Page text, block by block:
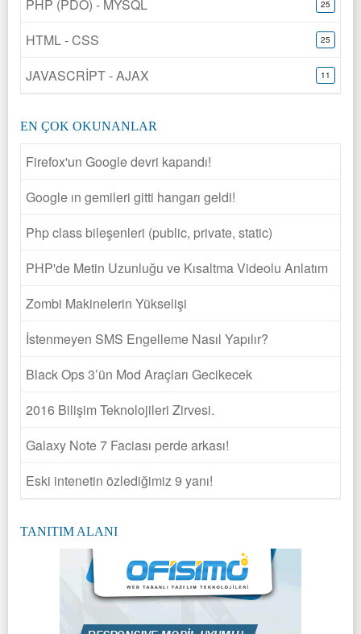
PHP (PDO) - MYSQL 25
HTML - CSS 25
JAVASCRİPT - AJAX 11
EN ÇOK OKUNANLAR
Firefox'un Google devri kapandı!
Google ın gemileri gitti hangarı geldi!
Php class bileşenleri (public, private, static)
PHP'de Metin Uzunluğu ve Kısaltma Videolu Anlatım
Zombi Makinelerin Yükselişi
İstenmeyen SMS Engelleme Nasıl Yapılır?
Black Ops 3’ün Mod Araçları Gecikecek
2016 Bilişim Teknolojileri Zirvesi.
Galaxy Note 7 Faciası perde arkası!
Eski intenetin özlediğimiz 9 yanı!
TANITIM ALANI